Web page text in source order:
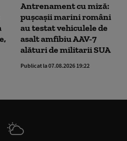
Antrenament cu miză:
pușcașii marini români
au testat vehiculele de
asalt amfibiu AAV-7
alături de militarii SUA
Publicat la 07.08.2026 19:22